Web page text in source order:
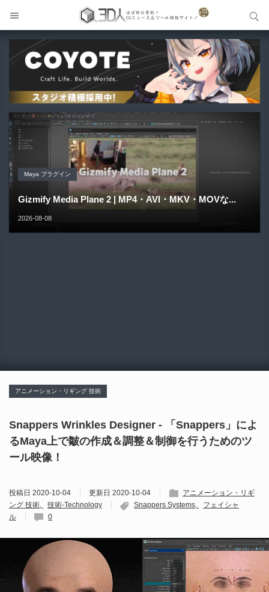
Maya プラグイン
Gizmify Media Plane 2 | MP4・AVI・MKV・MOVな...
2026-08-08
Unreal Engine アセット
Material Parameter Manager | Unreal Engi...
2026-08-07
Unreal Engine アセット
Pipe It | 直感的にパイプ形状を構築出来るUnreal Engine
5...
2026-08-05
Unreal Engine アセット
Directive Utilities | ブループリントライブラリやエディタ
ス...
2026-08-03
Unityエフェクトレシピブック パーツを組み合わせて作れ
る | ktk.kum...
2026-08-03
アニメーション・リギング 技術
Snappers Wrinkles Designer - 「Snappers」によ
るMaya上で皺の作成＆調整＆制御を行うためのツ
ール映像！
投稿日 2020-10-04 更新日 2020-10-04
アニメーション・リギ
ング 技術
技術-Technology Snappers Systems
フェイシャ
ル
0
サイト内検索